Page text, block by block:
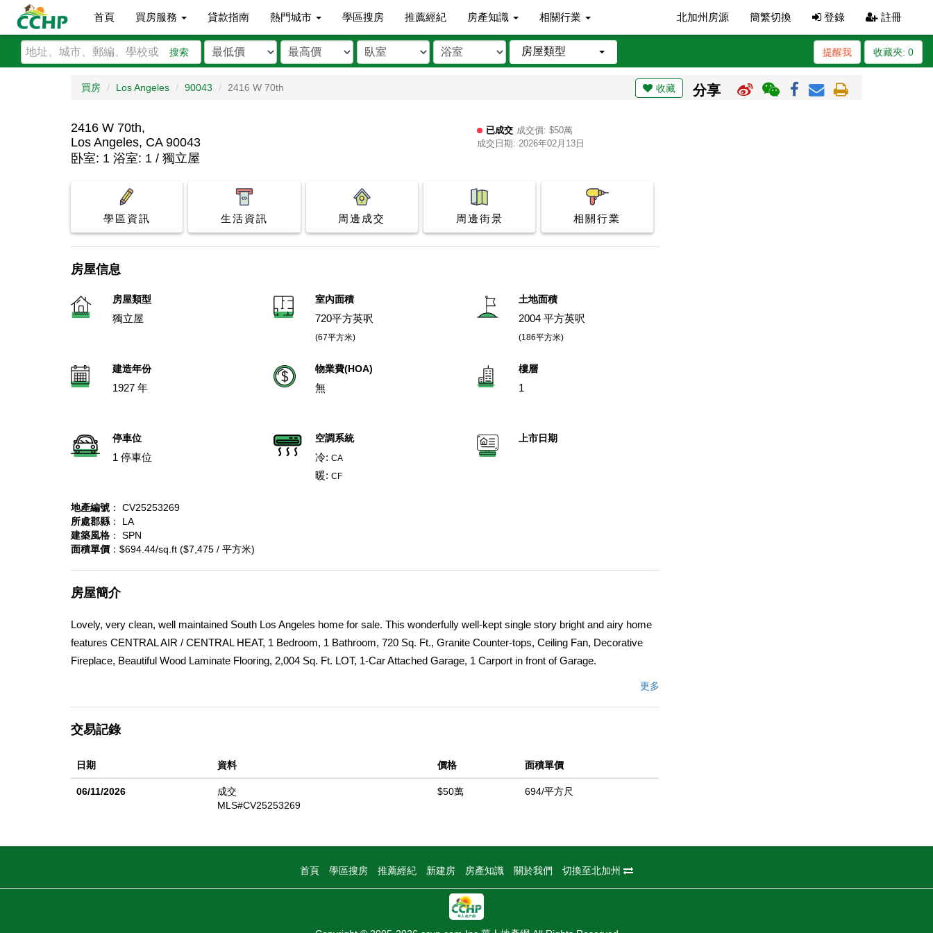
首頁 買房服務 貸款指南 熱門城市 學區搜房 推薦經紀 房產知識 相關行業 北加州房源 簡繁切換 登錄 註冊
搜索 房屋類型 收藏夾: 0
提醒我
買房 Los Angeles 90043 2416 W 70th 收藏 分享
2416 W 70th,
Los Angeles, CA 90043
已成交 成交價: $50萬
成交日期: 2026年02月13日
卧室: 1 浴室: 1 / 獨立屋
學區資訊 生活資訊 周邊成交 周邊街景 相關行業
房屋信息
房屋類型
獨立屋
室內面積
720平方英呎
(67平方米)
土地面積
2004 平方英呎
(186平方米)
建造年份
1927 年
物業費(HOA)
無
樓層
1
停車位
1 停車位
空調系統
冷:CA
暖:CF
上市日期
地產編號 ： CV25253269
所處郡縣 ： LA
建築風格 ： SPN
面積單價 ：$694.44/sq.ft ($7,475 / 平方米)
房屋簡介
Lovely, very clean, well maintained South Los Angeles home for sale. This wonderfully well-kept single story bright and airy home
features CENTRAL AIR / CENTRAL HEAT, 1 Bedroom, 1 Bathroom, 720 Sq. Ft., Granite Counter-tops, Ceiling Fan, Decorative
Fireplace, Beautiful Wood Laminate Flooring, 2,004 Sq. Ft. LOT, 1-Car Attached Garage, 1 Carport in front of Garage.
the Forum, YouTube Theater, and all the new developments in the area.
更多
交易記錄
日期 資料 價格 面積單價
06/11/2026
成交
MLS#CV25253269
$50萬 694/平方尺
首頁 學區搜房 推薦經紀 新建房 房產知識 關於我們 切換至北加州